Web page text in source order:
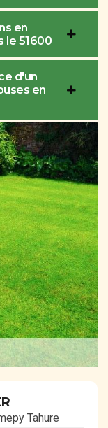
en
le 51600
d'un
en
Tahure